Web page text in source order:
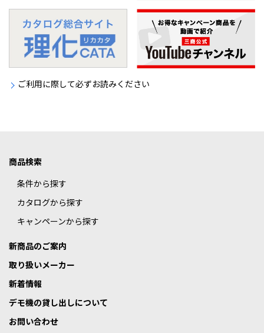
ご利用に際して必ずお読みください
商品検索
条件から探す
カタログから探す
キャンペーンから探す
新商品のご案内
取り扱いメーカー
新着情報
デモ機の貸し出しについて
お問い合わせ